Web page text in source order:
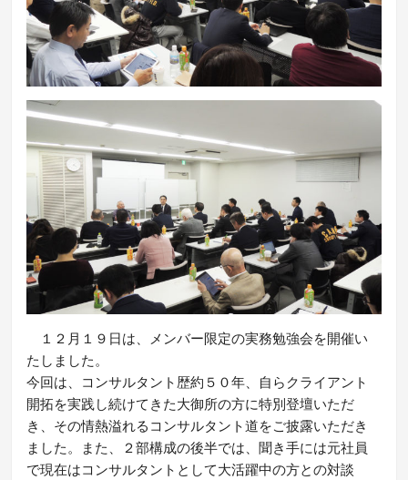
１２月１９日は、メンバー限定の実務勉強会を開催い
たしました。
今回は、コンサルタント歴約５０年、自らクライアント
開拓を実践し続けてきた大御所の方に特別登壇いただ
き、その情熱溢れるコンサルタント道をご披露いただき
ました。また、２部構成の後半では、聞き手には元社員
で現在はコンサルタントとして大活躍中の方との対談